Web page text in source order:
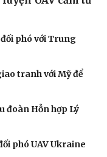
điệu
đổi số
phó với Trung
tranh với Mỹ để
đoàn Hỗn hợp Lý
phó UAV Ukraine